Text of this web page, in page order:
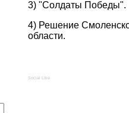
3) "Солдаты Победы".
4) Решение
области.
Social Like